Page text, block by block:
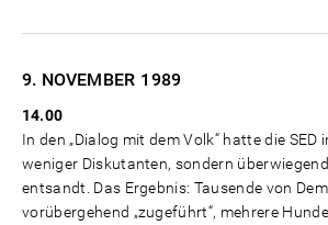
9. NOVEMBER 1989
14.00
In den „Dialog mit dem Volk“ hatte die SED
weniger Diskutanten, sondern
entsandt. Das Ergebnis: Tausende von
vorübergehend „zugeführt“, mehrere